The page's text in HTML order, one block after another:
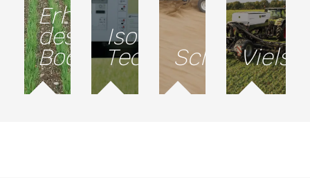
Erhaltung
des
Bodens
Isobus-
Technologie